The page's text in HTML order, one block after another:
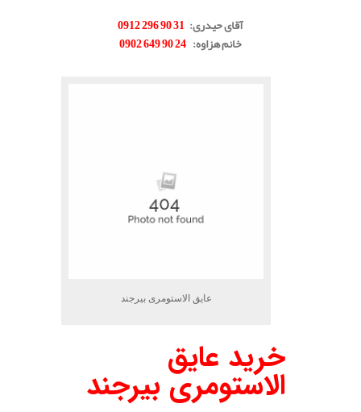
آقای حیدری:
31 90 296 0912
خانم هزاوه:
24 90 649 0902
عایق الاستومری بیرجند
خرید عایق
الاستومری بیرجند